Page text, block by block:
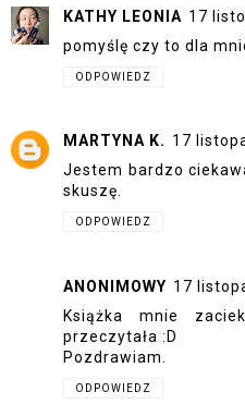
KATHY LEONIA 17
pomyślę czy to dla
ODPOWIEDZ
MARTYNA K. 17
Jestem bardzo
skuszę.
ODPOWIEDZ
ANONIMOWY 17
Książka mnie
przeczytała :D
Pozdrawiam.
ODPOWIEDZ